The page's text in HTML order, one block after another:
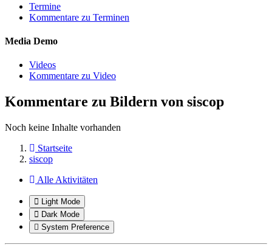
Termine
Kommentare zu Terminen
Media Demo
Videos
Kommentare zu Video
Kommentare zu Bildern von siscop
Noch keine Inhalte vorhanden
Startseite
siscop
Alle Aktivitäten
Light Mode
Dark Mode
System Preference